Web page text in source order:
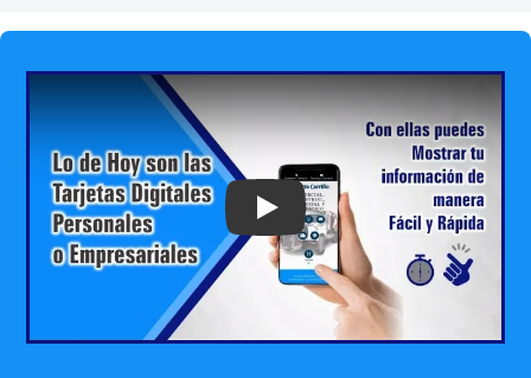
Play: Keynote (Google I/O '18)